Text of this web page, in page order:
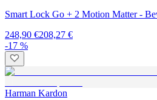
Smart Lock Go + 2 Motion Matter -
248,90 €208,27 €
-17 %
Harman Kardon